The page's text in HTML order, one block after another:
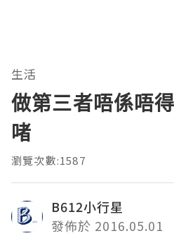
生活
做第三者唔係唔
啫
瀏覽次數:1587
B612小行星
發佈於 2016.05.01